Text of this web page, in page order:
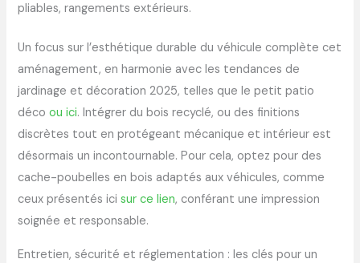
pliables, rangements extérieurs.
Un focus sur l’esthétique durable du véhicule complète cet
aménagement, en harmonie avec les tendances de
jardinage et décoration 2025, telles que le petit patio
décoou ici. Intégrer du bois recyclé, ou des finitions
discrètes tout en protégeant mécanique et intérieur est
désormais un incontournable. Pour cela, optez pour des
cache-poubelles en bois adaptés aux véhicules, comme
ceux présentés icisur ce lien, conférant une impression
soignée et responsable.
Entretien, sécurité et réglementation : les clés pour un